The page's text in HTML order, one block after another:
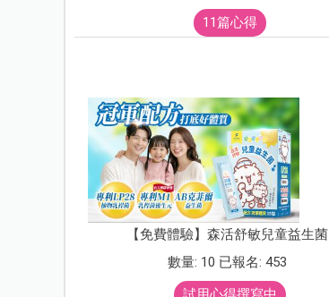
11篇心得
【免費體驗】森活舒敏兒童益生菌
數量: 10 已報名: 453